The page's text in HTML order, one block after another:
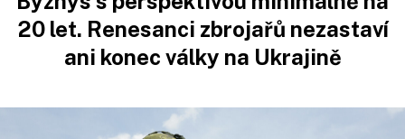
20 let. Renesanci zbrojařů nezastaví
ani konec války na Ukrajině